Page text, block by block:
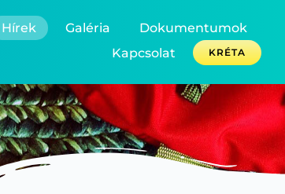
Hírek Galéria
Dokumentumok
Kapcsolat
KRÉTA